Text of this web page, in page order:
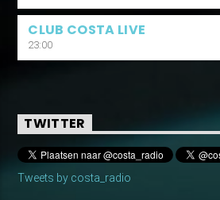
CLUB COSTA LIVE
23:00
TWITTER
Tweets by costa_radio